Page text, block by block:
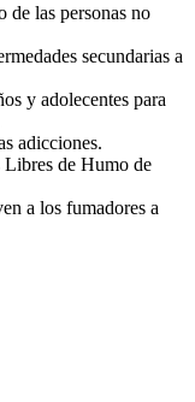
de las personas no
secundarias a
y adolecentes para
adicciones.
de Humo de
a los fumadores a